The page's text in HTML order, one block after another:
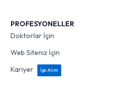
PROFESYONELLER
Doktorlar İçin
Web Siteniz İçin
Kariyer
İşe Alım